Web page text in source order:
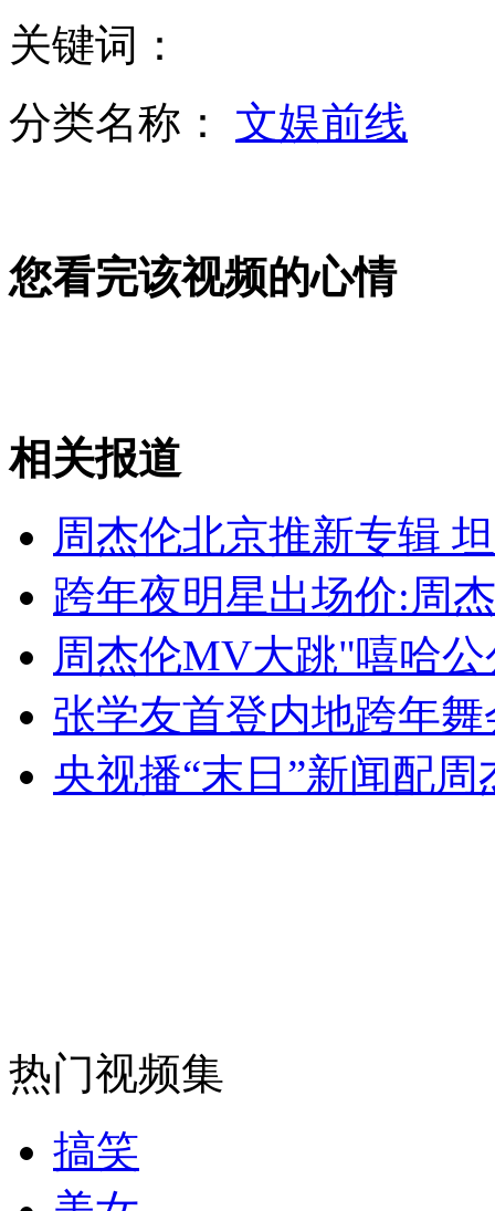
实拍男乘客不满售票员 竟抢夺方向盘
拍客：湖南一家具仓库突发大火
山西运城恶犬咬伤多人 警民合力深夜将其击毙
女孩北京地铁殴打老人 痛下狠手拳打脚踢
无痛分娩是否安全 医生回应
外交部：反对强权政治霸凌主义
消防员救轻生者
关键词：
分类名称： 文娱前线
您看完该视频的心情
相关报道
周杰伦北京推新专辑
跨年夜明星出场价:周
周杰伦MV大跳"嘻哈
张学友首登内地跨年
央视播“末日”新闻配
热门视频集
搞笑